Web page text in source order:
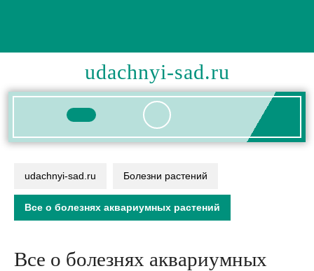
udachnyi-sad.ru
Кнопка
udachnyi-sad.ru Болезни растений
Все о болезнях аквариумных растений
Все о болезнях аквариумных